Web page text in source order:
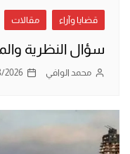
قضايا وآراء مقالات
سؤال النظرية
محمد الوافي 2026